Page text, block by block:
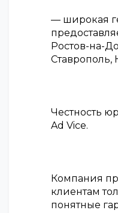
— широкая
Ростов-на-
Ставрополь,
Честность
Ad Vice.
Компания
клиентам
понятные